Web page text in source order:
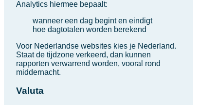
Analytics hiermee bepaalt:
wanneer een dag begint en eindigt
hoe dagtotalen worden berekend
Voor Nederlandse websites kies je Nederland.
Staat de tijdzone verkeerd, dan kunnen
rapporten verwarrend worden, vooral rond
middernacht.
Valuta